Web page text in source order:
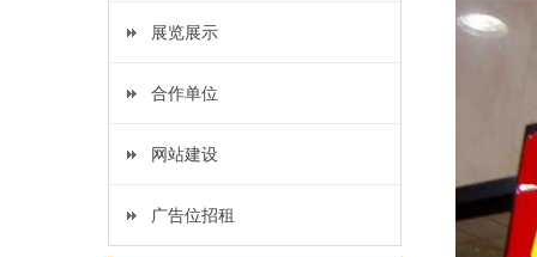
展览展示
合作单位
网站建设
广告位招租